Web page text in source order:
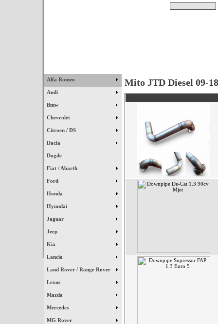
Alfa Romeo
Audi
Bmw
Chevrolet
Citroen / DS
Dacia
Dogde
Fiat / Abarth
Ford
Honda
Hyundai
Jaguar
Jeep
Kia
Lancia
Land Rover / Range Rover
Lexus
Mazda
Mercedes
MG Rover
Mito JTD Diesel 09-18